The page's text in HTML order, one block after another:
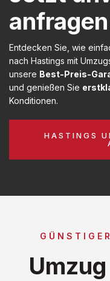
Entdecken Sie, wie
nach Hastings mit
unsere Best-Preis-
und genießen Sie
Konditionen.
HASTINGS